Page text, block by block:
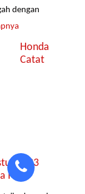
dengan
Honda
Catat
2023
HR-V